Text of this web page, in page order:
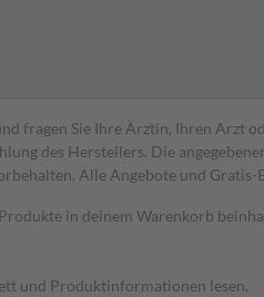
fragen Sie Ihre Ärztin, Ihren
des Herstellers. Die
Alle Angebote und Gratis-
in deinem Warenkorb
und Produktinformationen lesen.